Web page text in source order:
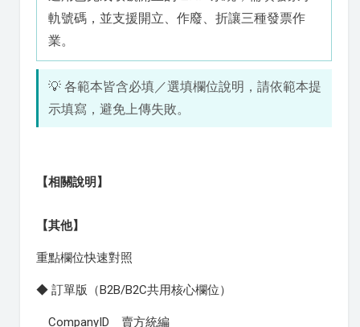
軌號碼，並支援開立、作廢、折讓三種發票作
業。
💡 各範本皆含必填／選填欄位說明，請依範本提
示填寫，避免上傳失敗。
【相關說明】
【其他】
重點欄位快速對照
◆ 訂單版（B2B/B2C共用核心欄位）
CompanyID 賣方統編